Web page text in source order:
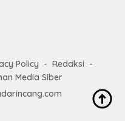
Policy
Redaksi
Media Siber